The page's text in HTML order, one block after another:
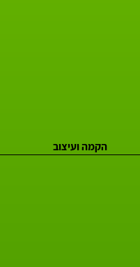
הקמה ועיצוב